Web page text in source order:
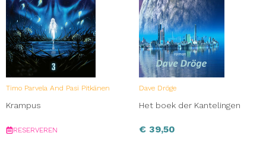
Timo Parvela And Pasi Pitkänen
Krampus
RESERVEREN
Dave Dröge
Het boek der Kantelingen
€ 39,50